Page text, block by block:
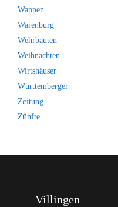
Wappen
Warenburg
Wehrbauten
Weihnachten
Wirtshäuser
Württemberger
Zeitung
Zünfte
Villingen